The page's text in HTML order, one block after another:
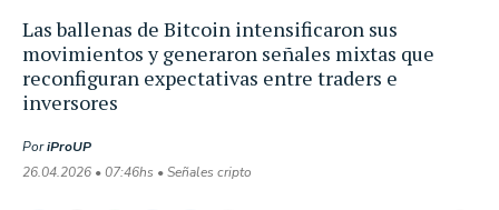
Las ballenas de Bitcoin intensificaron sus
movimientos y generaron señales mixtas que
reconfiguran expectativas entre traders e
inversores
PoriProUP
26.04.2026 • 07:46hs • Señales cripto